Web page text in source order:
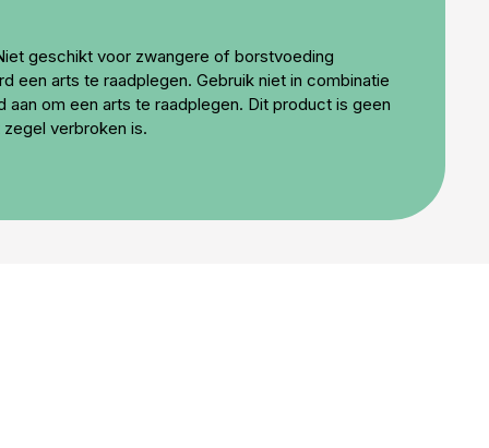
geschikt voor zwangere of borstvoeding
een arts te raadplegen. Gebruik niet in combinatie
om een arts te raadplegen. Dit product is geen
verbroken is.